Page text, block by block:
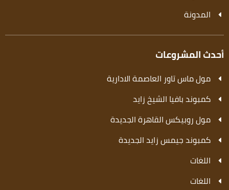
المدونة
أحدث المشروعات
مول ماس تاور العاصمة الادارية
كمبوند بافيا الشيخ زايد
مول روبيكس القاهرة الجديدة
كمبوند جيمس زايد الجديدة
اللغات
اللغات